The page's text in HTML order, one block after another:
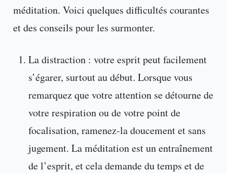
méditation. Voici quelques difficultés courantes
et des conseils pour les surmonter.
La distraction : votre esprit peut facilement
s’égarer, surtout au début. Lorsque vous
remarquez que votre attention se détourne de
votre respiration ou de votre point de
focalisation, ramenez-la doucement et sans
jugement. La méditation est un entraînement
de l’esprit, et cela demande du temps et de